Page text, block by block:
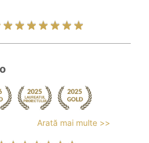
Arată mai multe >>